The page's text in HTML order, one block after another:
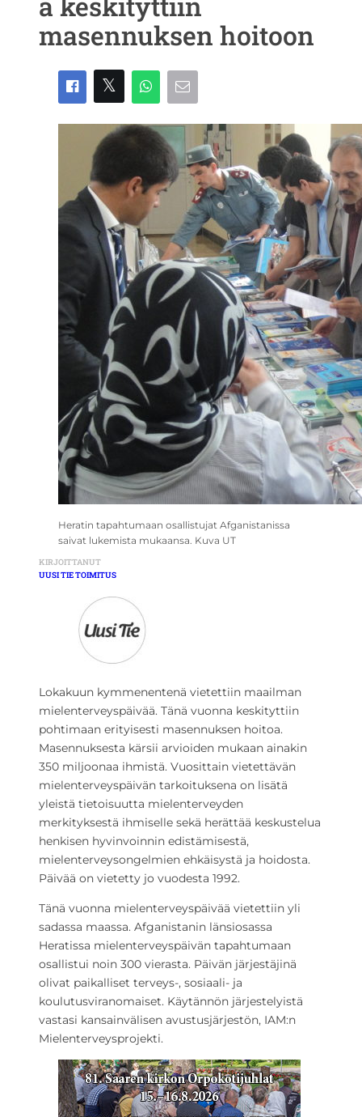
masennuksen hoitoon
Heratin tapahtumaan osallistujat Afganistanissa
saivat lukemista mukaansa. Kuva UT
KIRJOITTANUT
UUSI TIE TOIMITUS
Lokakuun kymmenentenä vietettiin maailman
mielenterveyspäivää. Tänä vuonna keskityttiin
pohtimaan erityisesti masennuksen hoitoa.
Masennuksesta kärsii arvioiden mukaan ainakin
350 miljoonaa ihmistä. Vuosittain vietettävän
mielenterveyspäivän tarkoituksena on lisätä
yleistä tietoisuutta mielenterveyden
merkityksestä ihmiselle sekä herättää keskustelua
henkisen hyvinvoinnin edistämisestä,
mielenterveysongelmien ehkäisystä ja hoidosta.
Päivää on vietetty jo vuodesta 1992.
Tänä vuonna mielenterveyspäivää vietettiin yli
sadassa maassa. Afganistanin länsiosassa
Heratissa mielenterveyspäivän tapahtumaan
osallistui noin 300 vierasta. Päivän järjestäjinä
olivat paikalliset terveys-, sosiaali- ja
koulutusviranomaiset. Käytännön järjestelyistä
vastasi kansainvälisen avustusjärjestön, IAM:n
Mielenterveysprojekti.